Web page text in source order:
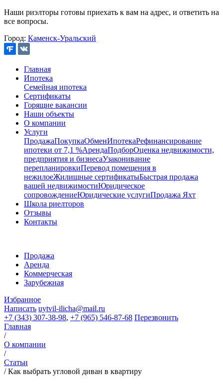
Наши риэлторы готовы приехать к вам на адрес, и ответить на
все вопросы.
Город: Каменск-Уральский
Главная
Ипотека
Семейная ипотека
Сертификаты
Горящие вакансии
Наши объекты
О компании
Услуги
ПродажаПокупкаОбменИпотекаРефинансирование
ипотеки от 7,1 %АрендаПодборОценка недвижимости,
предприятия и бизнесаУзаконивание
перепланировкиПеревод помещения в
нежилоеЖилищные сертификатыБыстрая продажа
вашей недвижимостиЮридическое
сопровождениеЮридические услугиПродажа Яхт
Школа риелторов
Отзывы
Контакты
Продажа
Аренда
Коммерческая
Зарубежная
Избранное
Написать uytvil-ilicha@mail.ru
+7 (343) 307-38-98, +7 (965) 546-87-68 Перезвонить
Главная
/
О компании
/
Статьи
/Как выбрать угловой диван в квартиру